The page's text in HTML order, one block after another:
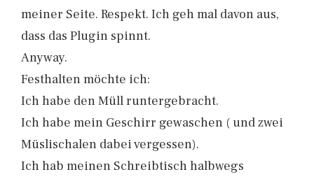
meiner Seite. Respekt. Ich geh mal davon aus,
dass das Plugin spinnt.
Anyway.
Festhalten möchte ich:
Ich habe den Müll runtergebracht.
Ich habe mein Geschirr gewaschen ( und zwei
Müslischalen dabei vergessen).
Ich hab meinen Schreibtisch halbwegs